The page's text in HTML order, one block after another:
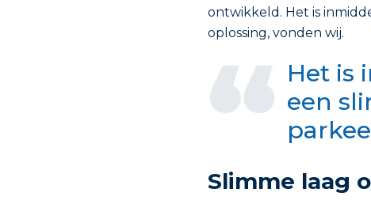
ontwikkeld. Het is
oplossing, vonden wij.
Het is
een
Slimme laag